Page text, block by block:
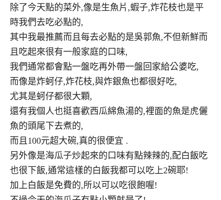
除了今天點的菜外,像是生魚片,蝦子,炸花枝也是平
時我們去吃必點的,
其中我最推薦而且每去必點的是吳郭魚,不但新鮮而
且吃起來很有一般家庭的口味,
我們通常都會點一盤吃再外帶一盤回家給公婆吃,
而像是炸蚵仔,炸花枝,與炸銀魚也都很好吃,
尤其是蚵仔都很大顆,
還有我個人也挺喜歡西瓜綿魚湯的,裡面的魚是虎儷
魚的頭尾下去煮的,
而且100元超大碗,真的很便宜 .
另外像是海瓜子炒起來的口味有點辣辣的,配白飯吃
也很下飯,通常這樣的白飯我都可以吃上2碗耶!
加上白飯是免費的,所以可以吃很飽喔!